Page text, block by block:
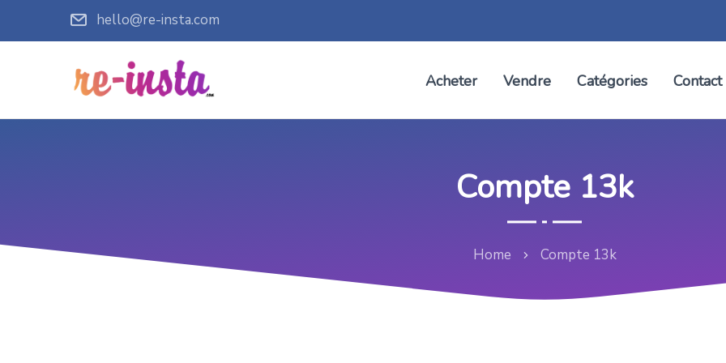
hello@re-insta.com
Acheter Vendre Catégories Contact
Compte 13k
Home Compte 13k